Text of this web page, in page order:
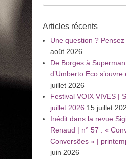
pour
Articles récents
Une question ?
août 2026
De Borges à
d’Umberto Eco
juillet 2026
Festival VOIX VIVES |
juillet 2026 15 juillet
Inédit dans la revue
Renaud | n° 57 : «
Conversões » |
juin 2026